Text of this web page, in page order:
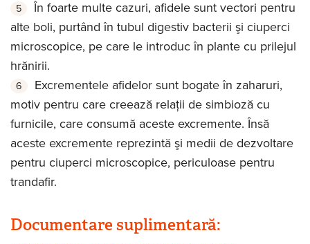
În foarte multe cazuri, afidele sunt vectori pentru
alte boli, purtând în tubul digestiv bacterii şi ciuperci
microscopice, pe care le introduc în plante cu prilejul
hrănirii.
Excrementele afidelor sunt bogate în zaharuri,
motiv pentru care creează relaţii de simbioză cu
furnicile, care consumă aceste excremente. Însă
aceste excremente reprezintă şi medii de dezvoltare
pentru ciuperci microscopice, periculoase pentru
trandafir.
Documentare suplimentară: